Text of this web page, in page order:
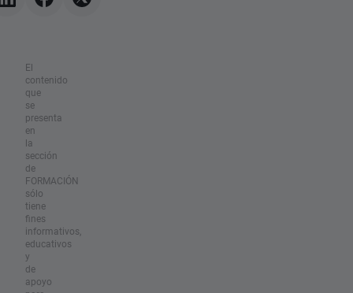
El
contenido
que
se
presenta
en
la
sección
de
FORMACIÓN
sólo
tiene
fines
informativos,
educativos
y
de
apoyo